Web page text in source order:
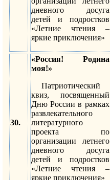
дневного досуга
детей и подростков
«Летние чтения –
яркие приключения»
30.
«Россия! Родина
моя!»
Патриотический
квиз, посвященный
Дню России в рамках
развлекательного
литературного
проекта по
организации летнего
дневного досуга
детей и подростков
«Летние чтения –
яркие приключения»